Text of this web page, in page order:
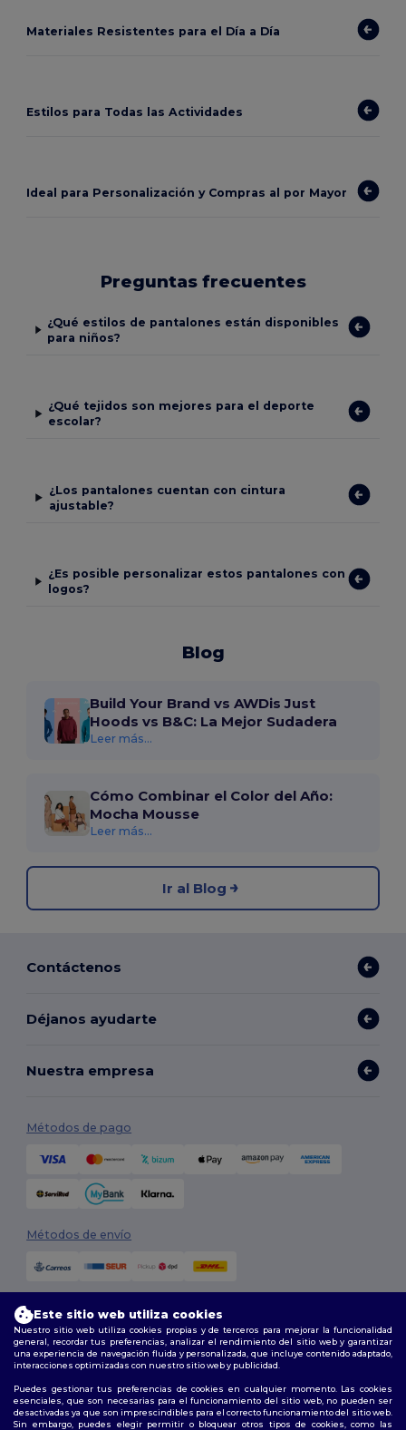
Materiales Resistentes para el Día a Día
Estilos para Todas las Actividades
Ideal para Personalización y Compras al por Mayor
Preguntas frecuentes
¿Qué estilos de pantalones están disponibles
para niños?
¿Qué tejidos son mejores para el deporte
escolar?
¿Los pantalones cuentan con cintura
ajustable?
¿Es posible personalizar estos pantalones con
logos?
Blog
Build Your Brand vs AWDis Just
Hoods vs B&C: La Mejor Sudadera
Leer más...
Cómo Combinar el Color del Año:
Mocha Mousse
Leer más...
Ir al Blog
Contáctenos
Déjanos ayudarte
Nuestra empresa
Métodos de pago
Métodos de envío
Síguenos
Este sitio web utiliza cookies
Nuestro sitio web utiliza cookies propias y de terceros para mejorar la funcionalidad
general, recordar tus preferencias, analizar el rendimiento del sitio web y garantizar
una experiencia de navegación fluida y personalizada, que incluye contenido adaptado,
interacciones optimizadas con nuestro sitio web y publicidad.
Puedes gestionar tus preferencias de cookies en cualquier momento. Las cookies
esenciales, que son necesarias para el funcionamiento del sitio web, no pueden ser
desactivadas ya que son imprescindibles para el correcto funcionamiento del sitio web.
Sin embargo, puedes elegir permitir o bloquear otros tipos de cookies, como las